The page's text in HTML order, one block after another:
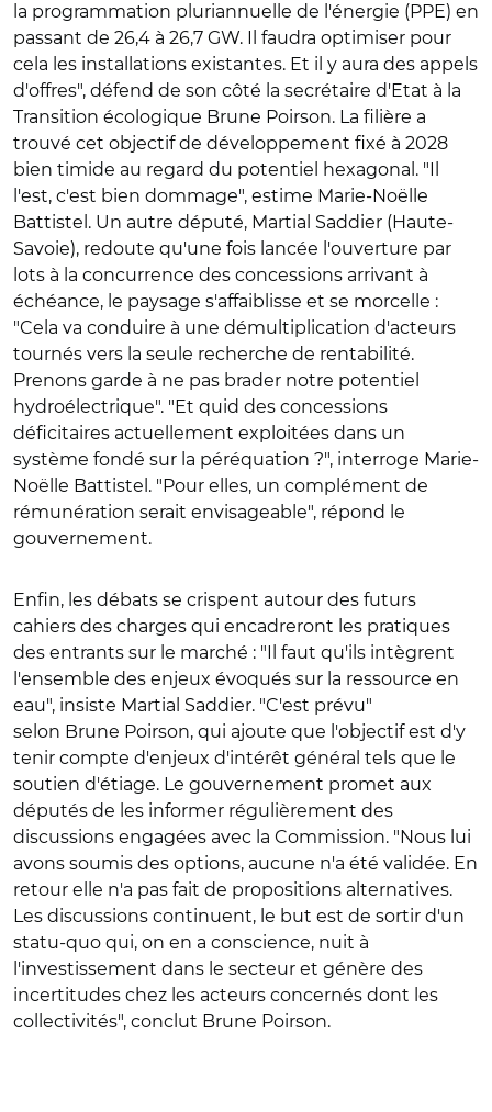
la programmation pluriannuelle de l'énergie (PPE) en
passant de 26,4 à 26,7 GW. Il faudra optimiser pour
cela les installations existantes. Et il y aura des appels
d'offres", défend de son côté la secrétaire d'Etat à la
Transition écologique Brune Poirson. La filière a
trouvé cet objectif de développement fixé à 2028
bien timide au regard du potentiel hexagonal. "Il
l'est, c'est bien dommage", estime Marie-Noëlle
Battistel. Un autre député, Martial Saddier (Haute-
Savoie), redoute qu'une fois lancée l'ouverture par
lots à la concurrence des concessions arrivant à
échéance, le paysage s'affaiblisse et se morcelle :
"Cela va conduire à une démultiplication d'acteurs
tournés vers la seule recherche de rentabilité.
Prenons garde à ne pas brader notre potentiel
hydroélectrique". "Et quid des concessions
déficitaires actuellement exploitées dans un
système fondé sur la péréquation ?", interroge Marie-
Noëlle Battistel. "Pour elles, un complément de
rémunération serait envisageable", répond le
gouvernement.
Enfin, les débats se crispent autour des futurs
cahiers des charges qui encadreront les pratiques
des entrants sur le marché : "Il faut qu'ils intègrent
l'ensemble des enjeux évoqués sur la ressource en
eau", insiste Martial Saddier. "C'est prévu"
selon Brune Poirson, qui ajoute que l'objectif est d'y
tenir compte d'enjeux d'intérêt général tels que le
soutien d'étiage. Le gouvernement promet aux
députés de les informer régulièrement des
discussions engagées avec la Commission. "Nous lui
avons soumis des options, aucune n'a été validée. En
retour elle n'a pas fait de propositions alternatives.
Les discussions continuent, le but est de sortir d'un
statu-quo qui, on en a conscience, nuit à
l'investissement dans le secteur et génère des
incertitudes chez les acteurs concernés dont les
collectivités", conclut Brune Poirson.